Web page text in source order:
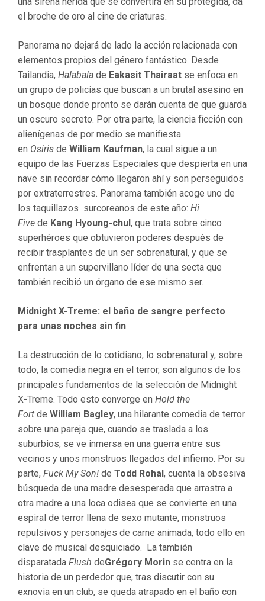
el broche de oro al cine de criaturas.
Panorama no dejará de lado la acción relacionada con
elementos propios del género fantástico. Desde
Tailandia, Halabala de Eakasit Thairaat se enfoca en
un grupo de policías que buscan a un brutal asesino en
un bosque donde pronto se darán cuenta de que guarda
un oscuro secreto. Por otra parte, la ciencia ficción con
alienígenas de por medio se manifiesta
en Osiris de William Kaufman, la cual sigue a un
equipo de las Fuerzas Especiales que despierta en una
nave sin recordar cómo llegaron ahí y son perseguidos
por extraterrestres. Panorama también acoge uno de
los taquillazos surcoreanos de este año: Hi
Five de Kang Hyoung-chul, que trata sobre cinco
superhéroes que obtuvieron poderes después de
recibir trasplantes de un ser sobrenatural, y que se
enfrentan a un supervillano líder de una secta que
también recibió un órgano de ese mismo ser.
Midnight X-Treme: el baño de sangre perfecto
para unas noches sin fin
La destrucción de lo cotidiano, lo sobrenatural y, sobre
todo, la comedia negra en el terror, son algunos de los
principales fundamentos de la selección de Midnight
X-Treme. Todo esto converge en Hold the
Fort de William Bagley, una hilarante comedia de terror
sobre una pareja que, cuando se traslada a los
suburbios, se ve inmersa en una guerra entre sus
vecinos y unos monstruos llegados del infierno. Por su
parte, Fuck My Son! de Todd Rohal, cuenta la obsesiva
búsqueda de una madre desesperada que arrastra a
otra madre a una loca odisea que se convierte en una
espiral de terror llena de sexo mutante, monstruos
repulsivos y personajes de carne animada, todo ello en
clave de musical desquiciado. La también
disparatada Flush deGrégory Morin se centra en la
historia de un perdedor que, tras discutir con su
exnovia en un club, se queda atrapado en el baño con